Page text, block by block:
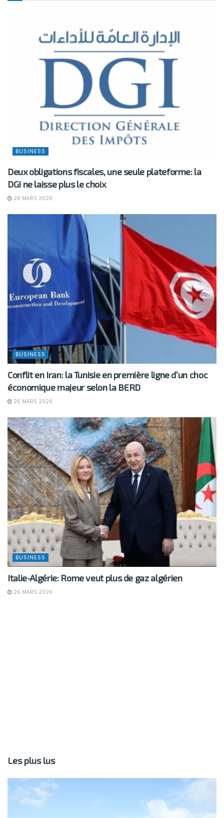
BUSINESS
Deux obligations fiscales, une seule plateforme: la
DGI ne laisse plus le choix
26 MARS 2026
BUSINESS
Conflit en Iran: la Tunisie en première ligne d’un choc
économique majeur selon la BERD
26 MARS 2026
BUSINESS
Italie-Algérie: Rome veut plus de gaz algérien
26 MARS 2026
Les plus lus